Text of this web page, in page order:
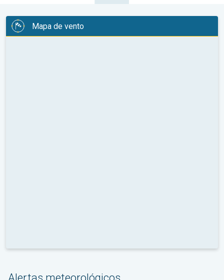
Mapa de vento